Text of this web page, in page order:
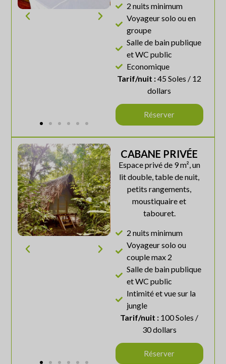
2 nuits minimum
Voyageur solo ou en
groupe
Salle de bain publique
et WC public
Economique
Tarif/nuit :45 Soles / 12
dollars
Réserver
CABANE PRIVÉE
Espace privé de 9 m², un
lit double, table de nuit,
petits rangements,
moustiquaire et
tabouret.
2 nuits minimum
Voyageur solo ou
couple max 2
Salle de bain publique
et WC public
Intimité et vue sur la
jungle
Tarif/nuit : 100 Soles /
30 dollars
Réserver